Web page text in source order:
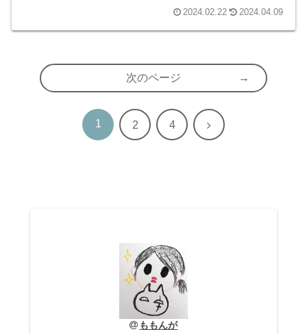
2024.02.22 2024.04.09
次のページ
1 2 4 次
ももんが